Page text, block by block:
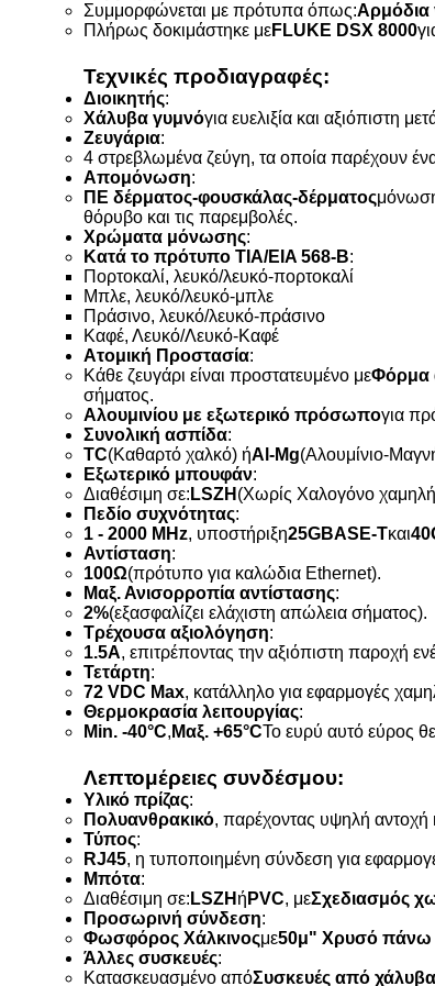
Συμμορφώνεται με πρότυπα όπως:Αρμόδια
Πλήρως δοκιμάστηκε μεFLUKE DSX 8000
Τεχνικές προδιαγραφές:
Διοικητής:
Χάλυβα γυμνόγια ευελιξία και αξιόπιστη
Ζευγάρια:
4 στρεβλωμένα ζεύγη, τα οποία παρέχουν
Απομόνωση:
ΠΕ δέρματος-φουσκάλας-δέρματος
θόρυβο και τις παρεμβολές.
Χρώματα μόνωσης:
Κατά το πρότυπο TIA/EIA 568-B:
Πορτοκαλί, λευκό/λευκό-πορτοκαλί
Μπλε, λευκό/λευκό-μπλε
Πράσινο, λευκό/λευκό-πράσινο
Καφέ, Λευκό/Λευκό-Καφέ
Ατομική Προστασία:
Κάθε ζευγάρι είναι προστατευμένο μεΦόρμα
σήματος.
Αλουμινίου με εξωτερικό πρόσωπογια
Συνολική ασπίδα:
TC(Καθαρτό χαλκό) ήAl-Mg(Αλουμίνιο-
Εξωτερικό μπουφάν:
Διαθέσιμη σε: LSZH (Χωρίς Χαλογόνο
Πεδίο συχνότητας:
1 - 2000 MHz, υποστήριξη25GBASE-Tκαι
Αντίσταση:
100Ω(πρότυπο για καλώδια Ethernet).
Μαξ. Ανισορροπία αντίστασης:
2%(εξασφαλίζει ελάχιστη απώλεια σήματος).
Τρέχουσα αξιολόγηση:
1.5Α, επιτρέποντας την αξιόπιστη παροχή
Τετάρτη:
72 VDC Max, κατάλληλο για εφαρμογές
Θερμοκρασία λειτουργίας:
Min. -40°C, Μαξ. +65°CΤο ευρύ αυτό εύρος
Λεπτομέρειες συνδέσμου:
Υλικό πρίζας:
Πολυανθρακικό, παρέχοντας υψηλή αντοχή
Τύπος:
RJ45, η τυποποιημένη σύνδεση για
Μπότα:
Διαθέσιμη σε: LSZH ή PVC, μεΣχεδιασμός
Προσωρινή σύνδεση:
Φωσφόρος Χάλκινοςμε50μ" Χρυσό πάνω
Άλλες συσκευές:
Κατασκευασμένο απόΣυσκευές από